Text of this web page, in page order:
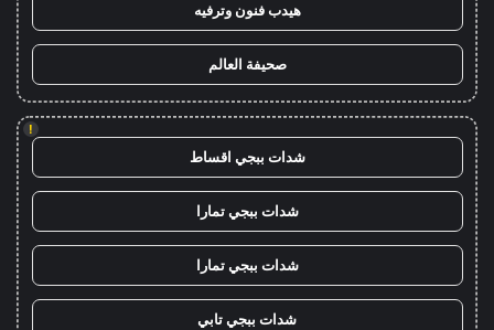
هيدب فنون وترفيه
صحيفة العالم
!
شدات ببجي اقساط
شدات ببجي تمارا
شدات ببجي تمارا
شدات ببجي تابي